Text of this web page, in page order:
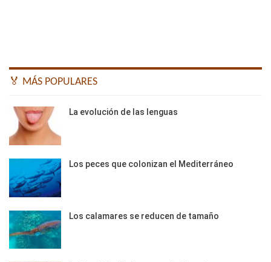
🏅 MÁS POPULARES
La evolución de las lenguas
Los peces que colonizan el Mediterráneo
Los calamares se reducen de tamaño